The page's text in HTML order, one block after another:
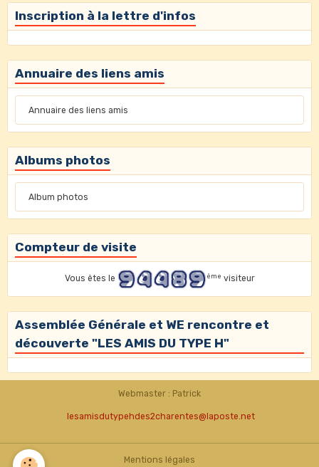
Inscription à la lettre d'infos
Annuaire des liens amis
Annuaire des liens amis
Albums photos
Album photos
Compteur de visite
Vous êtes le ème visiteur
Assemblée Générale et WE rencontre et
découverte "LES AMIS DU TYPE H"
Webmaster : Patrick
lesamisdutypehdes2charentes@laposte.net
Mentions légales